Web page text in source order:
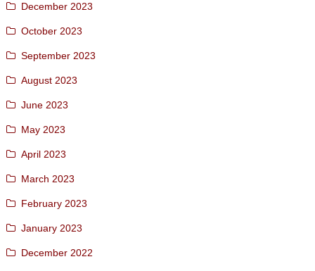
December 2023
October 2023
September 2023
August 2023
June 2023
May 2023
April 2023
March 2023
February 2023
January 2023
December 2022